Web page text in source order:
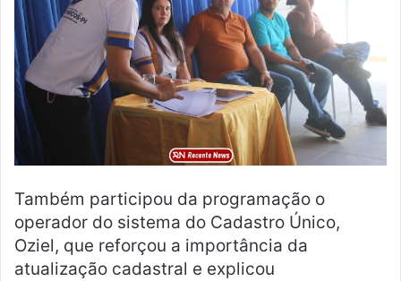
Também participou da programação o
operador do sistema do Cadastro Único,
Oziel, que reforçou a importância da
atualização cadastral e explicou